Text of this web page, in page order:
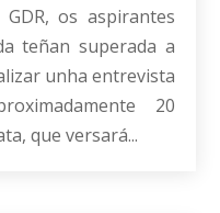
os aspirantes
teñan superada a
unha entrevista
20
que versará...